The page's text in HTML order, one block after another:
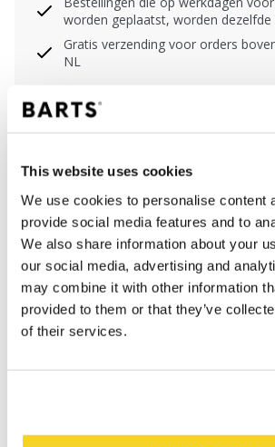
This website uses cookies
We use cookies to personalise content
provide social media features and to
We also share information about your
our social media, advertising and
may combine it with other information
provided to them or that they’ve
of their services.
worden geplaatst, worden dezelfde
Gratis verzending voor orders
NL
BESCHRIJVING
Gehaakte shopper tas Le Soleil
100% papier
Magnetische sluiting
Voering: mix van katoen en viscose
Insteekvak aan de binnenkant
Afmetingen: 30 x 32 x 5 cm (hoogte
diepte)